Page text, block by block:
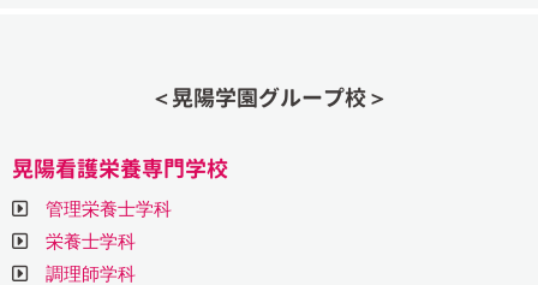
＜晃陽学園グループ校＞
晃陽看護栄養専門学校
管理栄養士学科
栄養士学科
調理師学科